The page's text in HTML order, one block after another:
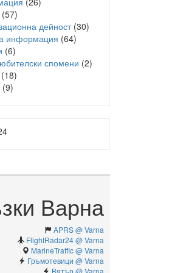
(57)
дейност(30)
информация (64)
(6)
спомени (2)
(18)
(9)
Варна
APRS @ Varna
FlightRadar24 @ Varna
MarineTraffic @ Varna
Гръмотевици @ Varna
Вятър @ Varna